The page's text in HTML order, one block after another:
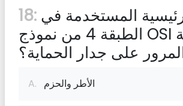
18:
الطبقة 4 من نموذج OSI لتصفية حركة
على جدار الحماية؟
A. الأطر والحزم